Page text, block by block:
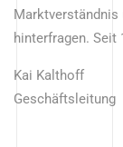
Marktverständnis
hinterfragen. Seit
Kai Kalthoff
Geschäftsleitung